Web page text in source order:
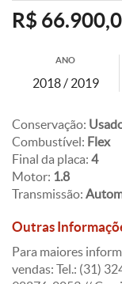
R$
ANO
2018 / 2019
Conservação:
Combustível: Flex
Final da placa: 4
Motor: 1.8
Transmissão:
Outras
Para maiores
vendas: Tel.: (31)